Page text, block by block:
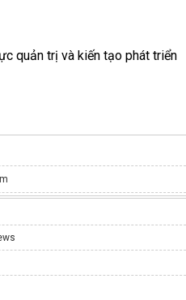
quản trị và kiến tạo phát triển
giang-motorbike-tours